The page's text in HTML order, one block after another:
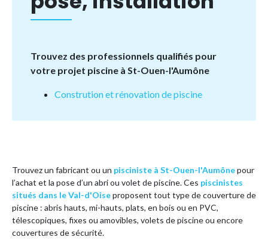
Trouvez des professionnels qualifiés pour
votre projet piscine à St-Ouen-l'Aumône
Constrution et rénovation de piscine
Trouvez un fabricant ou un pisciniste à St-Ouen-l'Aumônepour
l’achat et la pose d’un abri ou volet de piscine. Ces piscinistes
situés dans le Val-d'Oiseproposent tout type de couverture de
piscine : abris hauts, mi-hauts, plats, en bois ou en PVC,
télescopiques, fixes ou amovibles, volets de piscine ou encore
couvertures de sécurité.